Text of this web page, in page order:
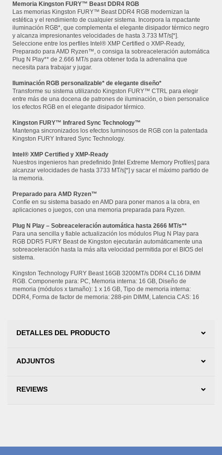
Memoria Kingston FURY™ Beast DDR4 RGB
Las memorias Kingston FURY™ Beast DDR4 RGB modernizan la
estética y el rendimiento de cualquier sistema. Incorpora la mpactante
iluminación RGB*, que complementa el elegante disipador térmico negro
y alcanza impresionantes velocidades de hasta 3.733 MT/s[*].
Seleccione entre los perfiles Intel® XMP Certified o XMP-Ready,
Preparado para AMD Ryzen™, o consiga la sobreaceleración automática
Plug N Play** de 2.666 MT/s para obtener toda la adrenalina que
necesita para trabajar y jugar.
Iluminación RGB personalizable* de elegante diseño*
Transforme su sistema utilizando Kingston FURY™ CTRL para elegir
entre más de una docena de patrones de iluminación, o bien personalice
los efectos RGB en el elegante disipador térmico.
Kingston FURY™ Infrared Sync Technology™
Mantenga sincronizados los efectos luminosos de RGB con la patentada
Kingston FURY Infrared Sync Technology.
Intel® XMP Certified y XMP-Ready
Nuestros ingenieros han predefinido [Intel Extreme Memory Profiles] para
alcanzar velocidades de hasta 3733 MT/s[*] y sacar el máximo partido de
la memoria.
Preparado para AMD Ryzen™
Confíe en su sistema basado en AMD para poner manos a la obra, en
aplicaciones o juegos, con una memoria preparada para Ryzen.
Plug N Play – Sobreaceleración automática hasta 2666 MT/s**
Para una sencilla y fiable actualización los módulos Plug N Play para
RGB DDR5 FURY Beast de Kingston ejecutarán automáticamente una
sobreaceleración hasta la más alta velocidad permitida por el BIOS del
sistema.
Kingston Technology FURY Beast 16GB 3200MT/s DDR4 CL16 DIMM
RGB. Componente para: PC, Memoria interna: 16 GB, Diseño de
memoria (módulos x tamaño): 1 x 16 GB, Tipo de memoria interna:
DDR4, Forma de factor de memoria: 288-pin DIMM, Latencia CAS: 16
DETALLES DEL PRODUCTO
ADJUNTOS
REVIEWS